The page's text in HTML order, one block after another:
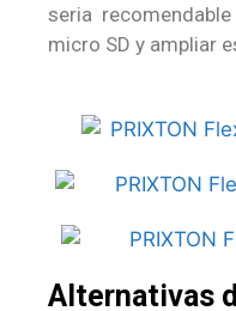
seria
micro SD y ampliar
Alternativas